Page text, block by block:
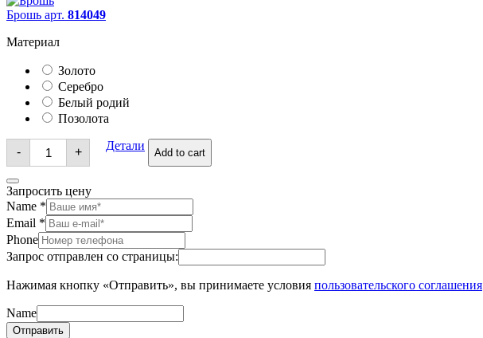
Брошь арт. 814049
Материал
Золото
Серебро
Белый родий
Позолота
-
Брошь
quantity
+ Детали
Add to cart
Запросить цену
Name *
Email *
Phone
Запрос отправлен со страницы:
Нажимая кнопку «Отправить», вы принимаете условия пользовательского соглашения
Name
Отправить